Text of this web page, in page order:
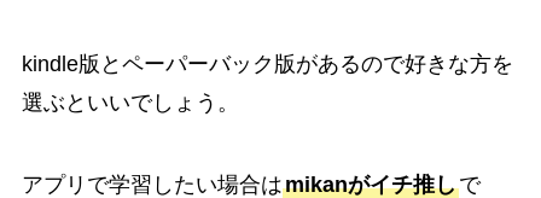
kindle版とペーパーバック版があるので好きな方を
選ぶといいでしょう。
アプリで学習したい場合はmikanがイチ推しで